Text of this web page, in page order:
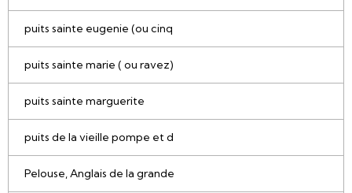
puits sainte eugenie (ou cinq
puits sainte marie ( ou ravez)
puits sainte marguerite
puits de la vieille pompe et d
Pelouse, Anglais de la grande